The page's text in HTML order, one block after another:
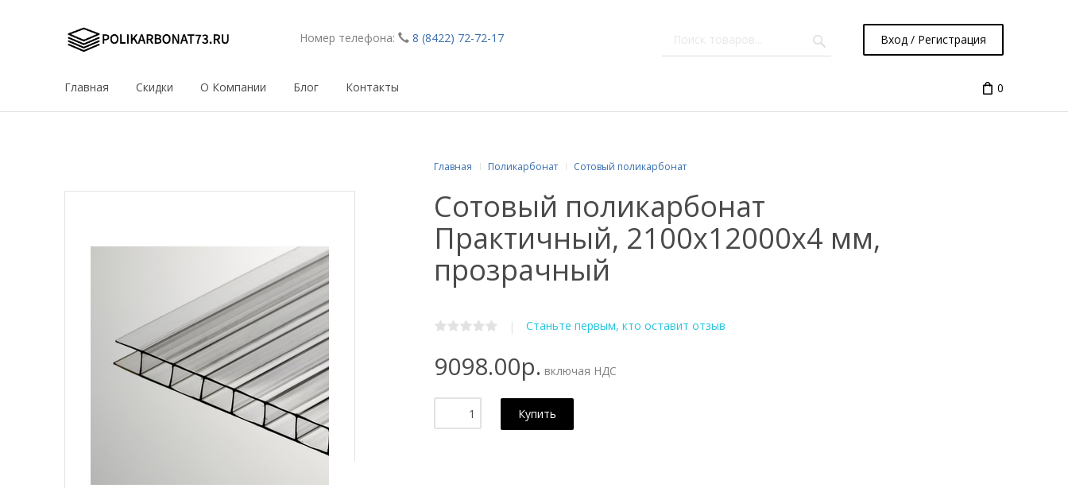
Номер телефона: 8 (8422) 72-72-17 Вход / Регистрация
Главная Скидки О Компании Блог Контакты 0
Главная Поликарбонат Сотовый поликарбонат
Сотовый поликарбонат
Практичный, 2100х12000x4 мм,
прозрачный
| Станьте первым, кто оставит отзыв
9098.00р. включая НДС
Купить